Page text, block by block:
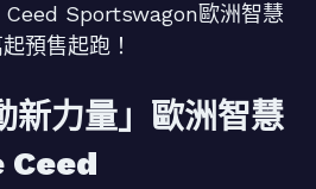
Sportswagon歐洲智慧
預售起跑！
新力量」歐洲智慧
Ceed